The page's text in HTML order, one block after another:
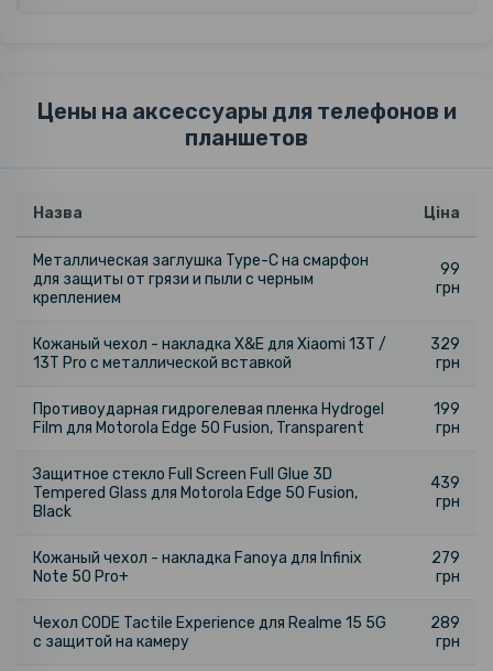
Цены на аксессуары для телефонов и
планшетов
Назва Ціна
Металлическая заглушка Type-C на смарфон
для защиты от грязи и пыли с черным
креплением
99
грн
Кожаный чехол - накладка X&E для Xiaomi 13T /
13T Pro с металлической вставкой
329
грн
Противоударная гидрогелевая пленка Hydrogel
Film для Motorola Edge 50 Fusion, Transparent
199
грн
Защитное стекло Full Screen Full Glue 3D
Tempered Glass для Motorola Edge 50 Fusion,
Black
439
грн
Кожаный чехол - накладка Fanoya для Infinix
Note 50 Pro+
279
грн
Чехол CODE Tactile Experience для Realme 15 5G
с защитой на камеру
289
грн